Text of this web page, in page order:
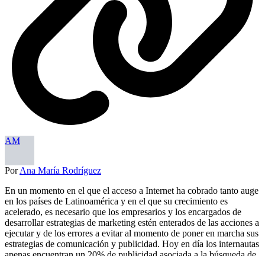
AM
PorAna María Rodríguez
En un momento en el que el acceso a Internet ha cobrado tanto auge
en los países de Latinoamérica y en el que su crecimiento es
acelerado, es necesario que los empresarios y los encargados de
desarrollar estrategias de marketing estén enterados de las acciones a
ejecutar y de los errores a evitar al momento de poner en marcha sus
estrategias de comunicación y publicidad. Hoy en día los internautas